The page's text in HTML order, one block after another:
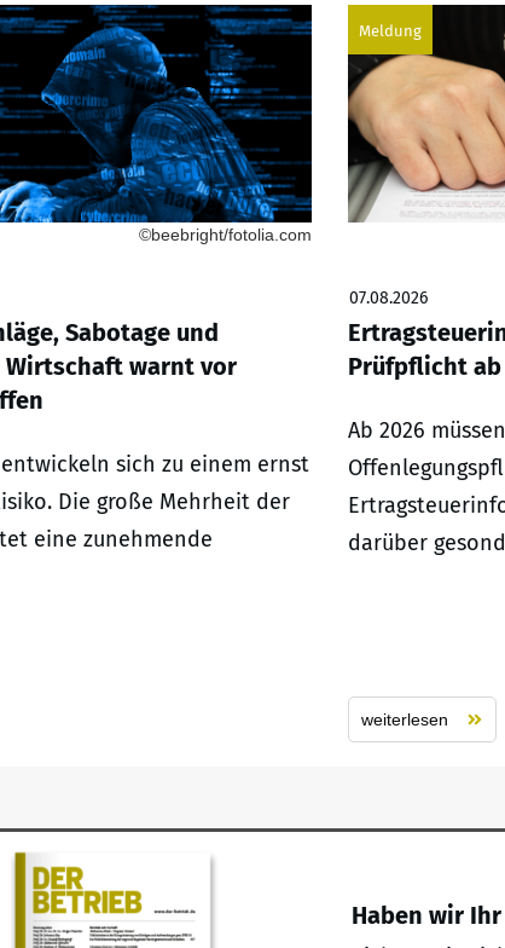
©beebright/fotolia.com
Sabotage und
Wirtschaft warnt vor
sich zu einem ernst
Die große Mehrheit der
eine zunehmende
Meldung
07.08.2026
Prüfpflicht ab
Ab 2026
darüber
weiterlesen
Haben wir Ihr